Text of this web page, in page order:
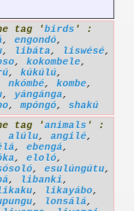
tag 'birds ' :
, engondó,
, libáta, liswésé,
, kokombele,
, kúkúlú,
nkómbé, kombe,
, yángánga,
,mpóngó, shakú
tag 'animals ' :
alúlu, angilé,
, ebengá,
, eloló,
, esulúngútu,
, libanki,
, likayábo,
, lonsálá,